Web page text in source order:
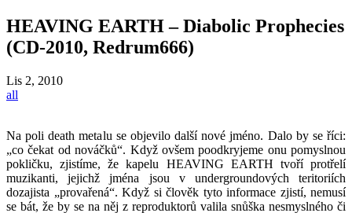
HEAVING EARTH – Diabolic Prophecies
(CD-2010, Redrum666)
Lis 2, 2010
all
Na poli death metalu se objevilo další nové jméno. Dalo by se říci:
„co čekat od nováčků“. Když ovšem poodkryjeme onu pomyslnou
pokličku, zjistíme, že kapelu HEAVING EARTH tvoří protřelí
muzikanti, jejichž jména jsou v undergroundových teritoriích
dozajista „provařená“. Když si člověk tyto informace zjistí, nemusí
se bát, že by se na něj z reproduktorů valila snůška nesmyslného či